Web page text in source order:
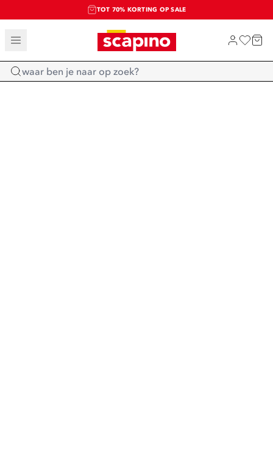
TOT 70% KORTING OP SALE
SALE: LAATSTE KANS!
SHOP NIEUW
Home